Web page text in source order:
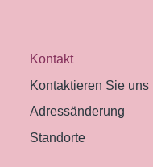
Kontakt
Kontaktieren Sie uns
Adressänderung
Standorte